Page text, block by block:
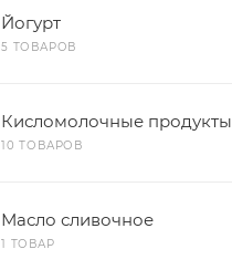
Йогурт
5 ТОВАРОВ
Кисломолочные продукты
10 ТОВАРОВ
Масло сливочное
1 ТОВАР